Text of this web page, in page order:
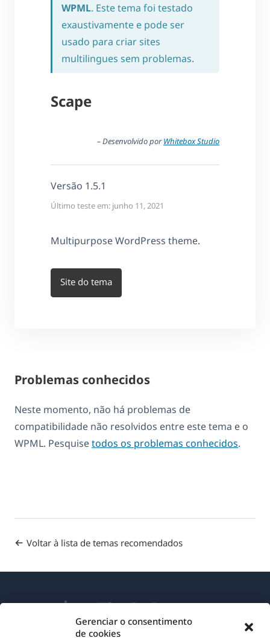
Gerenciar o consentimento
de cookies
WPML. Este tema foi testado
exaustivamente e pode ser
usado para criar sites
multilingues sem problemas.
Scape
– Desenvolvido porWhitebox Studio
Versão 1.5.1
Último teste em: junho 11, 2021
Multipurpose WordPress theme.
Site do tema
Problemas conhecidos
Neste momento, não há problemas de
compatibilidade não resolvidos entre este tema e o
WPML. Pesquisetodos os problemas conhecidos.
Voltar à lista de temas recomendados